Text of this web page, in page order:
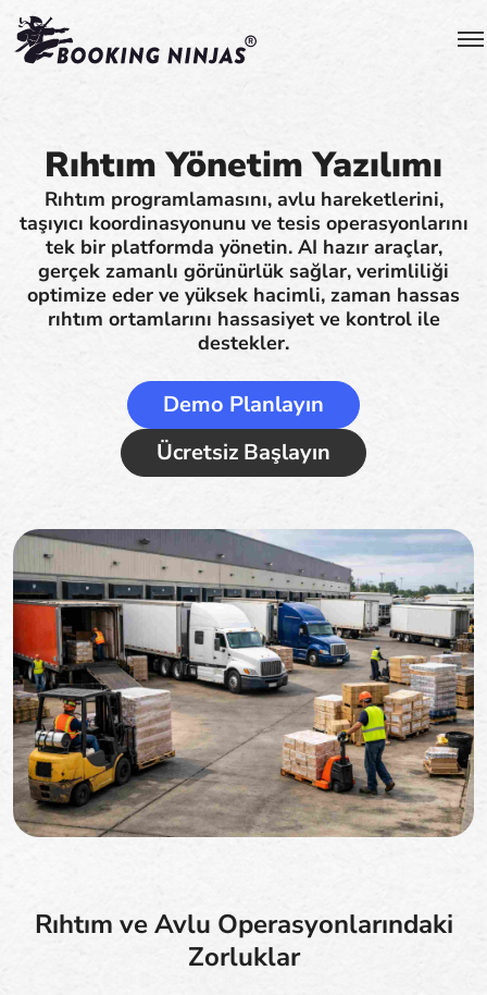
Rıhtım Yönetim Yazılımı
Rıhtım programlamasını, avlu hareketlerini,
taşıyıcı koordinasyonunu ve tesis operasyonlarını
tek bir platformda yönetin. AI hazır araçlar,
gerçek zamanlı görünürlük sağlar, verimliliği
optimize eder ve yüksek hacimli, zaman hassas
rıhtım ortamlarını hassasiyet ve kontrol ile
destekler.
Demo Planlayın
Ücretsiz Başlayın
Rıhtım ve Avlu Operasyonlarındaki
Zorluklar